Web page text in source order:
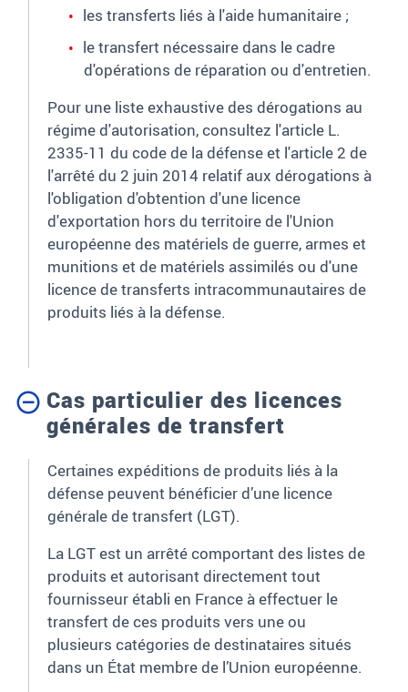
les transferts liés à l'aide humanitaire ;
le transfert nécessaire dans le cadre
d'opérations de réparation ou d'entretien.
Pour une liste exhaustive des dérogations au
régime d'autorisation, consultez l'article L.
2335-11 du code de la défense et l'article 2 de
l'arrêté du 2 juin 2014 relatif aux dérogations à
l'obligation d'obtention d'une licence
d'exportation hors du territoire de l'Union
européenne des matériels de guerre, armes et
munitions et de matériels assimilés ou d'une
licence de transferts intracommunautaires de
produits liés à la défense.
Cas particulier des licences
générales de transfert
Certaines expéditions de produits liés à la
défense peuvent bénéficier d’une licence
générale de transfert (LGT).
La LGT est un arrêté comportant des listes de
produits et autorisant directement tout
fournisseur établi en France à effectuer le
transfert de ces produits vers une ou
plusieurs catégories de destinataires situés
dans un État membre de l’Union européenne.